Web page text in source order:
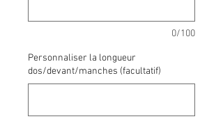
0/100
Personnaliser la longueur
dos/devant/manches (facultatif)